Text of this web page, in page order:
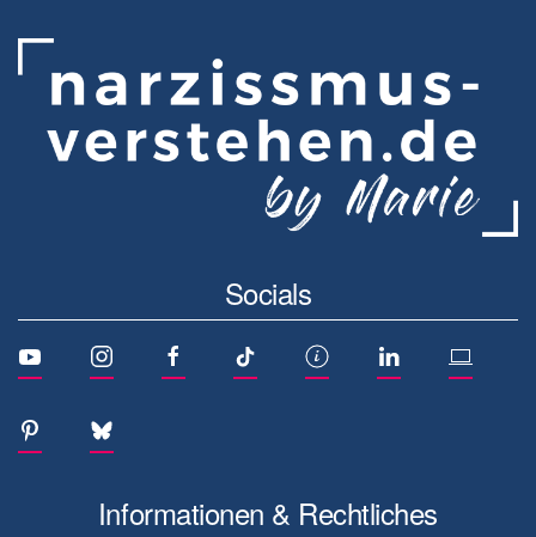
Socials
Informationen & Rechtliches